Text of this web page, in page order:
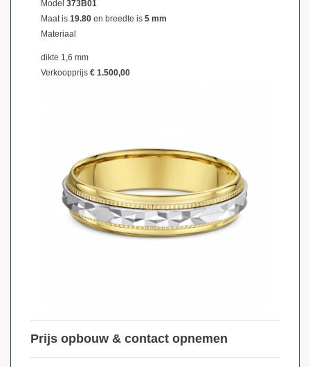
Model 373B01
Maat is 19.80 en breedte is 5 mm
Materiaal
dikte 1,6 mm
Verkoopprijs € 1.500,00
Prijs opbouw & contact opnemen